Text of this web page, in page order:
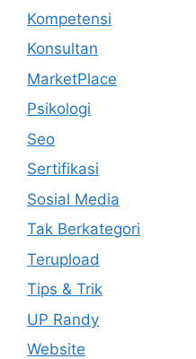
Kompetensi
Konsultan
MarketPlace
Psikologi
Seo
Sertifikasi
Sosial Media
Tak Berkategori
Terupload
Tips & Trik
UP Randy
Website